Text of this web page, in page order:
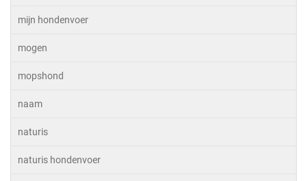
mijn hondenvoer
mogen
mopshond
naam
naturis
naturis hondenvoer